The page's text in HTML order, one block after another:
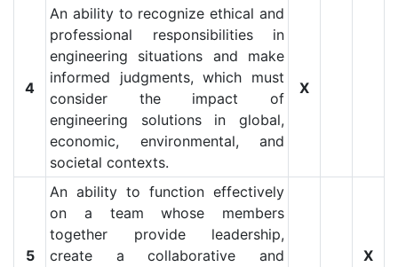
4
An ability to recognize ethical and
professional responsibilities in
engineering situations and make
informed judgments, which must
consider the impact of
engineering solutions in global,
economic, environmental, and
societal contexts.
X
5
An ability to function effectively
on a team whose members
together provide leadership,
create a collaborative and
X